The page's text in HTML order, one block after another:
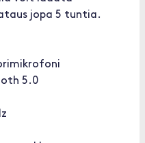
jopa 5 tuntia.
5.0